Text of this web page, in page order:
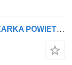
Mercedes-Benz KOMPRESOR SPRĘŻARKA POWIETRZA MERCEDES ACTROS MP4 A0021304215 pneumatische compressor voor trekker